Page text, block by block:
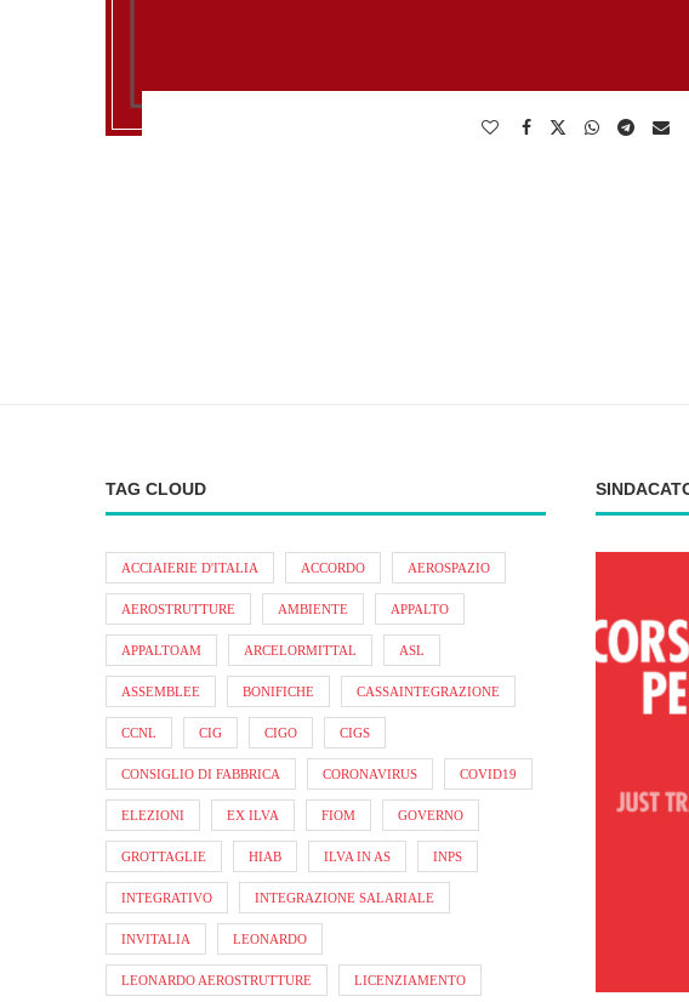
TAG CLOUD
ACCIAIERIE D'ITALIA ACCORDO AEROSPAZIO
AEROSTRUTTURE AMBIENTE APPALTO
APPALTOAM ARCELORMITTAL ASL
ASSEMBLEE BONIFICHE CASSAINTEGRAZIONE
CCNL CIG CIGO CIGS
CONSIGLIO DI FABBRICA CORONAVIRUS COVID19
ELEZIONI EX ILVA FIOM GOVERNO
GROTTAGLIE HIAB ILVA IN AS INPS
INTEGRATIVO INTEGRAZIONE SALARIALE
INVITALIA LEONARDO
LEONARDO AEROSTRUTTURE LICENZIAMENTO